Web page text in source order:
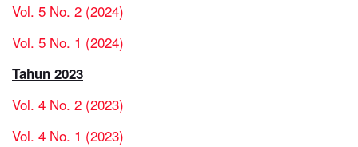
Vol. 5 No. 2 (2024)
Vol. 5 No. 1 (2024)
Tahun 2023
Vol. 4 No. 2 (2023)
Vol. 4 No. 1 (2023)